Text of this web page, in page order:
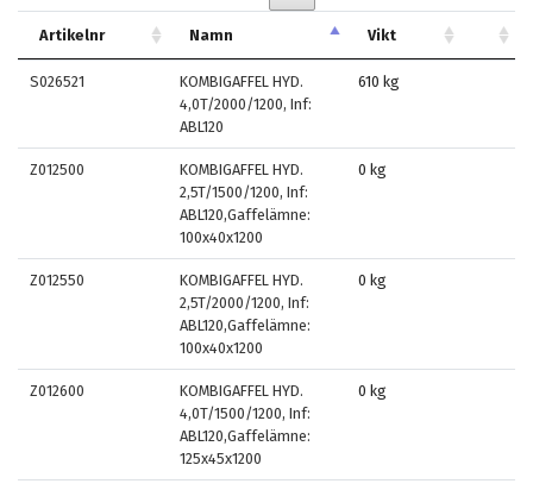
Artikelnr Namn Vikt
S026521
KOMBIGAFFEL HYD.
4,0T/2000/1200, Inf:
ABL120
610 kg
Z012500
KOMBIGAFFEL HYD.
2,5T/1500/1200, Inf:
ABL120,Gaffelämne:
100x40x1200
0 kg
Z012550
KOMBIGAFFEL HYD.
2,5T/2000/1200, Inf:
ABL120,Gaffelämne:
100x40x1200
0 kg
Z012600
KOMBIGAFFEL HYD.
4,0T/1500/1200, Inf:
ABL120,Gaffelämne:
125x45x1200
0 kg